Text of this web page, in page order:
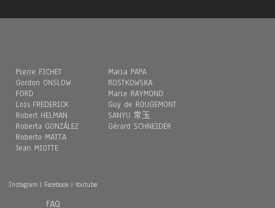
Pierre FICHET
Gordon ONSLOW
FORD
Loïs FREDERICK
Robert HELMAN
Roberta GONZÁLEZ
Roberto MATTA
Jean MIOTTE
Maria PAPA
ROSTKOWSKA
Marie RAYMOND
Guy de ROUGEMONT
SANYU 常玉
Gérard SCHNEIDER
Instagram | Facebook|Youtube
FAQ